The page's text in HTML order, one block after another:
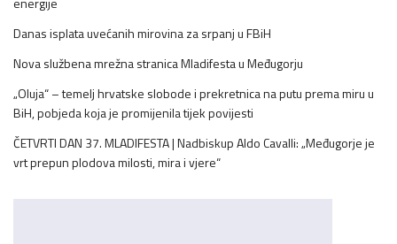
Danas isplata uvećanih mirovina za srpanj u FBiH
Nova službena mrežna stranica Mladifesta u Međugorju
„Oluja“ – temelj hrvatske slobode i prekretnica na putu prema miru u
BiH, pobjeda koja je promijenila tijek povijesti
ČETVRTI DAN 37. MLADIFESTA | Nadbiskup Aldo Cavalli: „Međugorje je
vrt prepun plodova milosti, mira i vjere“